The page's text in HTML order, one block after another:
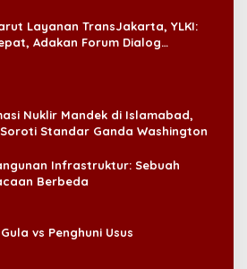
Layanan TransJakarta, YLKI:
Adakan Forum Dialog
Nuklir Mandek di Islamabad,
Standar Ganda Washington
Infrastruktur: Sebuah
Berbeda
vs Penghuni Usus